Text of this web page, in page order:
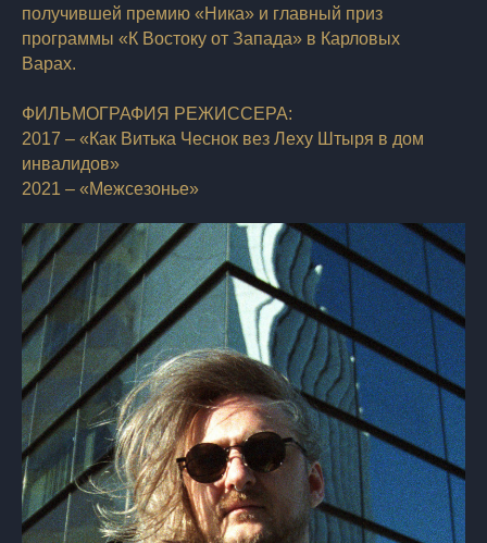
получившей премию «Ника» и главный приз
программы «К Востоку от Запада» в Карловых
Варах.
ФИЛЬМОГРАФИЯ РЕЖИССЕРА:
2017 – «Как Витька Чеснок вез Леху Штыря в дом
инвалидов»
2021 – «Межсезонье»